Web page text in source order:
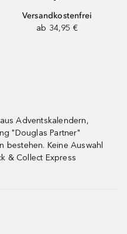
Versandkostenfrei
ab 34,95 €
Adventskalendern,
"Douglas Partner"
bestehen. Keine Auswahl
& Collect Express